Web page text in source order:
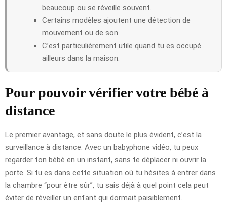
beaucoup ou se réveille souvent.
Certains modèles ajoutent une détection de
mouvement ou de son.
C’est particulièrement utile quand tu es occupé
ailleurs dans la maison.
Pour pouvoir vérifier votre bébé à
distance
Le premier avantage, et sans doute le plus évident, c’est la
surveillance à distance. Avec un babyphone vidéo, tu peux
regarder ton bébé en un instant, sans te déplacer ni ouvrir la
porte. Si tu es dans cette situation où tu hésites à entrer dans
la chambre “pour être sûr”, tu sais déjà à quel point cela peut
éviter de réveiller un enfant qui dormait paisiblement.